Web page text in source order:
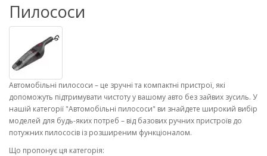
Пилососи
Автомобільні пилососи – це зручні та компактні пристрої, які
допоможуть підтримувати чистоту у вашому авто без зайвих зусиль. У
нашій категорії "Автомобільні пилососи" ви знайдете широкий вибір
моделей для будь-яких потреб – від базових ручних пристроїв до
потужних пилососів із розширеним функціоналом.
Що пропонує ця категорія: